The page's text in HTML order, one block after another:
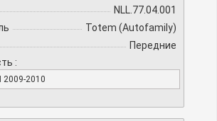
NLL.77.04.001
Totem (Autofamily)
Передние
:
I 2009-2010